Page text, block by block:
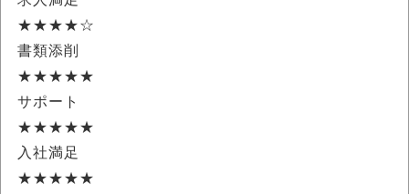
★★★★☆
書類添削
★★★★★
サポート
★★★★★
入社満足
★★★★★